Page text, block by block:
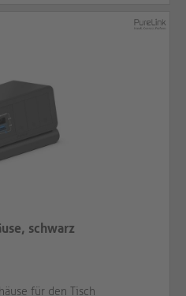
schwarz
für den Tisch